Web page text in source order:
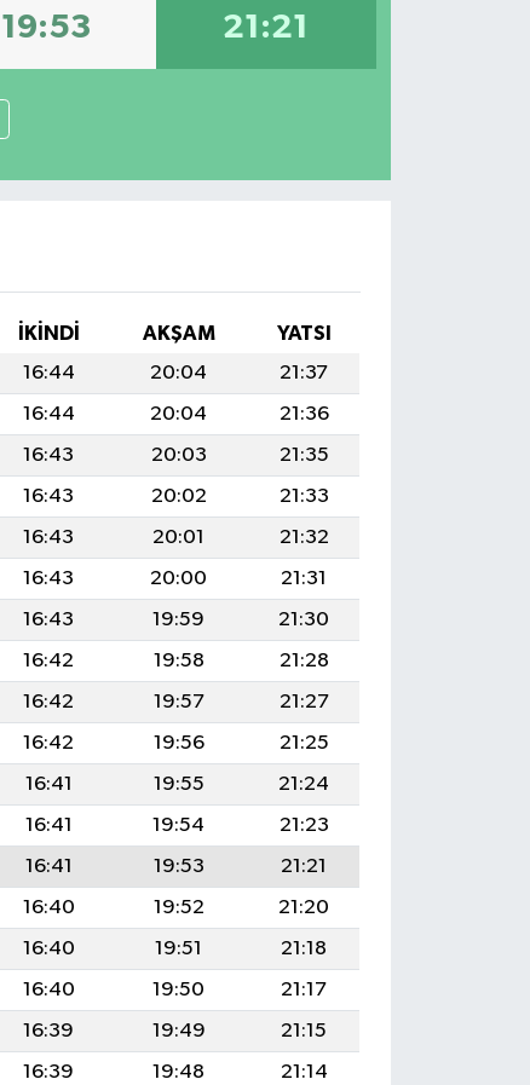
19:53 21:21
İKINDI AKŞAM
YATSI
16:44 20:04
21:37
16:44 20:04
21:36
16:43 20:03
21:35
16:43 20:02
21:33
16:43 20:01
21:32
16:43 20:00
21:31
16:43 19:59
21:30
16:42 19:58
21:28
16:42 19:57
21:27
16:42 19:56
21:25
16:41 19:55
21:24
16:41 19:54
21:23
16:41 19:53
21:21
16:40 19:52
21:20
16:40 19:51
21:18
16:40 19:50
21:17
16:39 19:49
21:15
16:39 19:48
21:14